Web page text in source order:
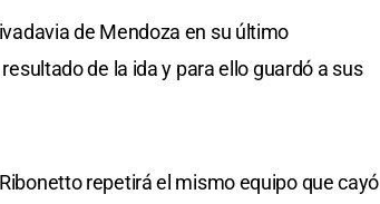
de Mendoza en su último
de la ida y para ello guardó a sus
repetirá el mismo equipo que cayó